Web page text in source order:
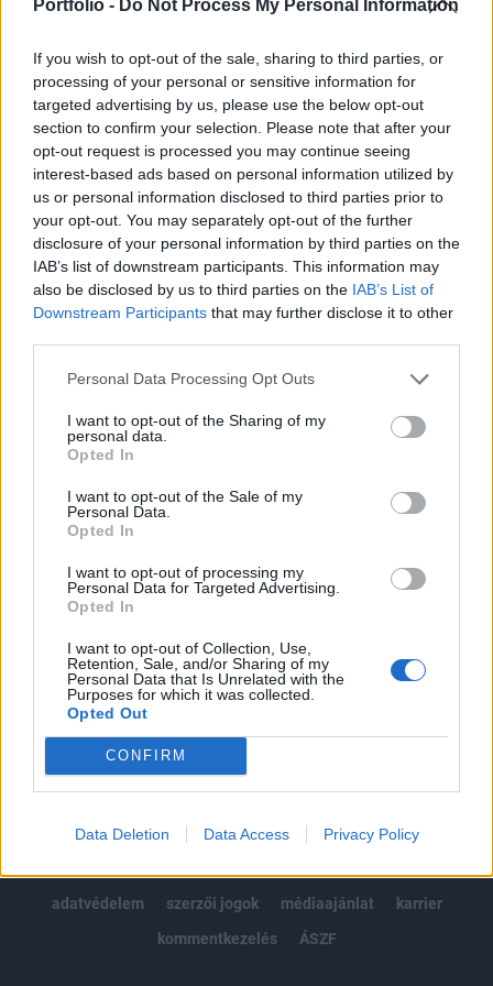
Portfolio - Do Not Process My Personal Information
If you wish to opt-out of the sale, sharing to third parties, or
processing of your personal or sensitive information for
targeted advertising by us, please use the below opt-out
section to confirm your selection. Please note that after your
opt-out request is processed you may continue seeing
interest-based ads based on personal information utilized by
us or personal information disclosed to third parties prior to
your opt-out. You may separately opt-out of the further
disclosure of your personal information by third parties on the
IAB’s list of downstream participants. This information may
also be disclosed by us to third parties on the IAB’s List of
Downstream Participants that may further disclose it to other
Personal Data Processing Opt Outs
I want to opt-out of the Sharing of my
personal data.
Opted In
I want to opt-out of the Sale of my
Personal Data.
Opted In
I want to opt-out of processing my
Personal Data for Targeted Advertising.
Opted In
I want to opt-out of Collection, Use,
Retention, Sale, and/or Sharing of my
Personal Data that Is Unrelated with the
Purposes for which it was collected.
Opted Out
CONFIRM
Data Deletion Data Access Privacy Policy
Vasárnap tartotta szokásos éves közgyűlését Warren
Buffet cége, a Berkshire Hathaway, ahol az első kérdés a
milliárdos befektető felé arra irányult, mennyire érzi magát
már félig visszavonulva az üzleti élettől. A milliárdos
befektető viccesen csak annyit válaszolt a kérdésre, hogy
már évtizedek óta van félig visszavonult állapotban.
Buffett visszavonulásának kérdése...
KEDVES OLVASÓNK!
A keresett cikk a portfolio.hu hírarchívumához
tartozik, melynek olvasása előfizetéses
Az előfizetés a következőket tartalmazza:
Kötéslisták: BÉT elmúlt 2 év napon belüli
kötéslistái
Előfizetés
MÁR ELŐFIZETŐNK VAGY?BEJELENTKEZÉS
© 2026 Portfolio
adatvédelem
szerzői jogok médiaajánlat
karrier
kommentkezelés
ÁSZF